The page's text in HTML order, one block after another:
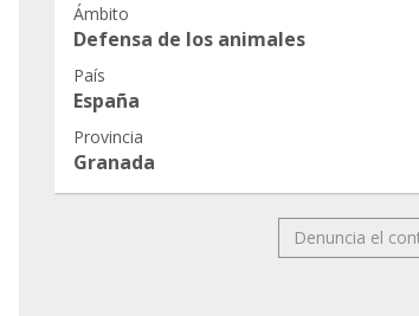
Ámbito
Defensa de los animales
País
España
Provincia
Granada
Denuncia el